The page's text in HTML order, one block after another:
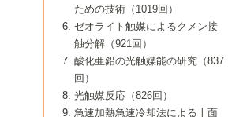
8号 資源の循環と触媒技術
8号 若い世代からみた触媒化学の現状と未
6号 第88回触媒討論会特集号
7号 企業における触媒研究のブレークスル
8号 この材料を触媒として使ってみません
6号 第86回触媒討論会
7号 水素化精製触媒の新しい展開
8号 新しい反応性と機能性を目指した金属
クラスタ-化学
5号 研究の方法論を考える
7号 機能性金属材料と触媒
8号 触媒研究へのNMRの応用と展望
2号 第81回触媒討論会
3号 計算機触媒化学へのさそい
4号 触媒劣化の制御と予測
5号 最新の実用プロセスと触媒
6号 第82回触媒討論会
2号 第79回触媒討論会
3号 最新NO除去触媒の実用化研究
4号 新しい反応場を目指した触媒調製
5号 反応・分離技術の新しい展開
6号 第80回触媒討論会
する21世紀への触媒
3号 オリンピックメダル:金・銀・銅はどん
な触媒作用を示すか
4号 触媒作用における機能の複合化
1号 ファインケミカルズと固体触媒
2号 第75回触媒討論会
3号 希土類を利用した触媒
4号 触媒とリサイクル
5号 エネルギー変換触媒
▼36巻（1994年）
1号 電気化学と触媒
2号 第73回触媒討論会
3号 C4化学の展開
4号 《通常号》
▼35巻（1993年）
1号 工業触媒開発マニュアル―探索から工
業化まで
2号 第71回触媒討論会
▼34巻（1992年）
1号 インパクトを与えたこの研究
2号 第69回触媒討論会
▼33巻（1991年）
1号 触媒プロセス開発マニュアル―探索か
▼32巻（1990年）
ための技術（1019回）
ゼオライト触媒によるクメン接
触分解（921回）
酸化亜鉛の光触媒能の研究（837
回）
光触媒反応（826回）
急速加熱急速冷却法による十面